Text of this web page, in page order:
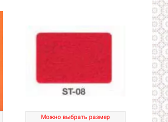
Можно выбрать размер